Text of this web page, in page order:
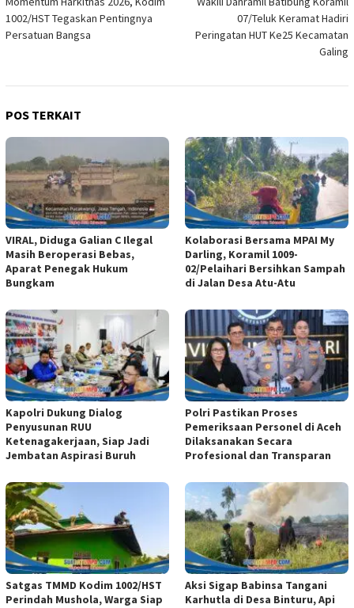
pos
1002/HST Tegaskan Pentingnya
Persatuan Bangsa
07/Teluk Keramat Hadiri
Peringatan HUT Ke25 Kecamatan
Galing
POS TERKAIT
VIRAL, Diduga Galian C Ilegal
Masih Beroperasi Bebas,
Aparat Penegak Hukum
Bungkam
Kolaborasi Bersama MPAI My
Darling, Koramil 1009-
02/Pelaihari Bersihkan Sampah
di Jalan Desa Atu-Atu
Kapolri Dukung Dialog
Penyusunan RUU
Ketenagakerjaan, Siap Jadi
Jembatan Aspirasi Buruh
Polri Pastikan Proses
Pemeriksaan Personel di Aceh
Dilaksanakan Secara
Profesional dan Transparan
Satgas TMMD Kodim 1002/HST
Perindah Mushola, Warga Siap
Aksi Sigap Babinsa Tangani
Karhutla di Desa Binturu, Api